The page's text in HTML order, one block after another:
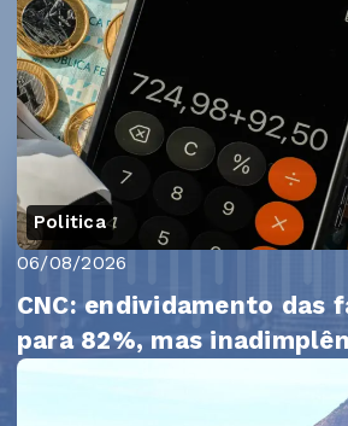
Politica
06/08/2026
CNC: endividamento das
para 82%, mas